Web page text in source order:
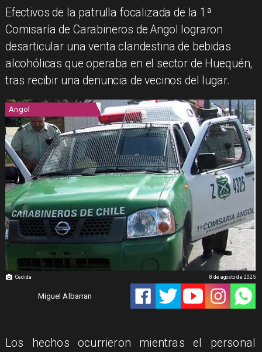
​Efectivos de la patrulla focalizada de la 1ª
Comisaría de Carabineros de Angol lograron
desarticular una venta clandestina de bebidas
alcohólicas que operaba en el sector de Huequén,
tras recibir una denuncia de vecinos del lugar.
Cedida
Angol
Miguel Albarran
8 de agosto de 2025
​Los hechos ocurrieron mientras el personal